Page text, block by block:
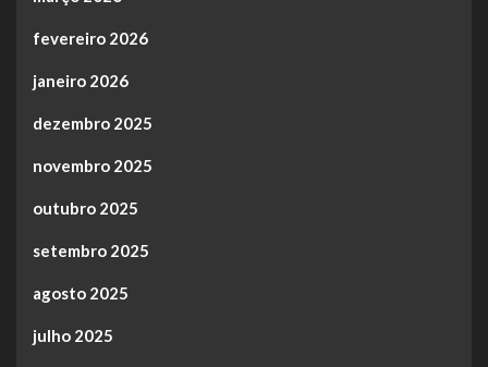
fevereiro 2026
janeiro 2026
dezembro 2025
novembro 2025
outubro 2025
setembro 2025
agosto 2025
julho 2025